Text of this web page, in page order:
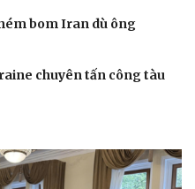
bom Iran dù ông
chuyên tấn công tàu